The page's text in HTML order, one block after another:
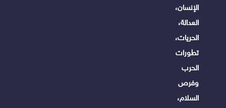
الإنسان،
العدالة،
الحريات،
تطورات
الحرب
وفرص
السلام،